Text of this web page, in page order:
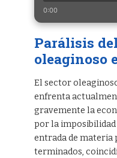
0:00
Parálisis
oleaginoso
El sector
enfrenta
gravemente la
por la
entrada de materia
terminados,